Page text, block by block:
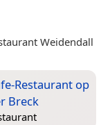
Weidendall
Restaurant op
Breck